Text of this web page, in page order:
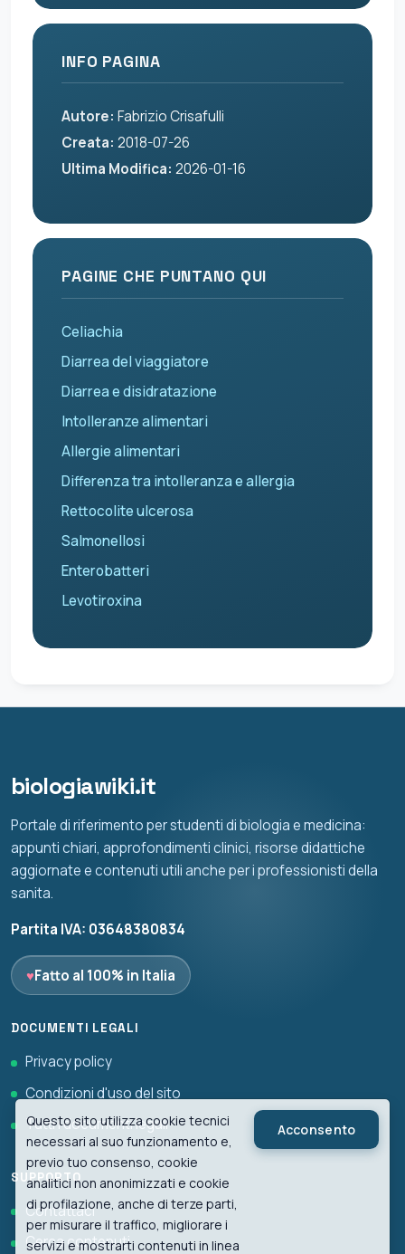
INFO PAGINA
Autore: Fabrizio Crisafulli
Creata: 2018-07-26
Ultima Modifica: 2026-01-16
PAGINE CHE PUNTANO QUI
Celiachia
Diarrea del viaggiatore
Diarrea e disidratazione
Intolleranze alimentari
Allergie alimentari
Differenza tra intolleranza e allergia
Rettocolite ulcerosa
Salmonellosi
Enterobatteri
Levotiroxina
biologiawiki.it
Portale di riferimento per studenti di biologia e medicina:
appunti chiari, approfondimenti clinici, risorse didattiche
aggiornate e contenuti utili anche per i professionisti della
sanita.
Partita IVA: 03648380834
♥Fatto al 100% in Italia
DOCUMENTI LEGALI
Privacy policy
Condizioni d'uso del sito
Tutti i documenti legali
SUPPORTO
Contattaci
Cerca contenuti
Questo sito utilizza cookie tecnici
necessari al suo funzionamento e,
previo tuo consenso, cookie
analitici non anonimizzati e cookie
di profilazione, anche di terze parti,
per misurare il traffico, migliorare i
servizi e mostrarti contenuti in linea
Acconsento